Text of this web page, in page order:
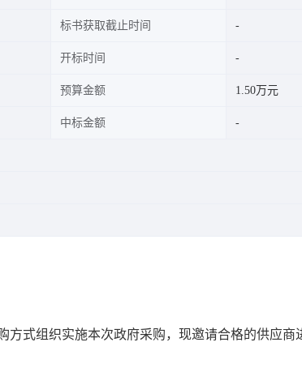
标书获取截止时间
开标时间
预算金额 1.50万元
中标金额
式组织实施本次政府采购，现邀请合格的供应商